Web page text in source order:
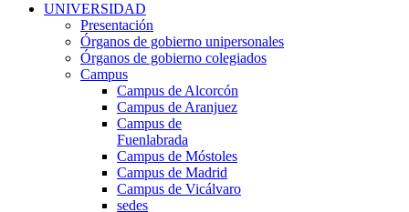
UNIVERSIDAD
Presentación
Órganos de gobierno unipersonales
Órganos de gobierno colegiados
Campus
Campus de Alcorcón
Campus de Aranjuez
Campus de
Fuenlabrada
Campus de Móstoles
Campus de Madrid
Campus de Vicálvaro
sedes